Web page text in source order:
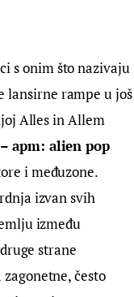
s onim što nazivaju
lansirne rampe u još
Alles in Allem
– apm: alien pop
i međuzone.
izvan svih
između
strane
često